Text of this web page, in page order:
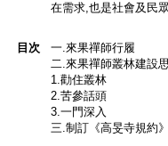
在需求,也是社會及民
目次
一.來果禪師行履
二.來果禪師叢林建設
1.勸住叢林
2.苦參話頭
3.一門深入
三.制訂《高旻寺規約